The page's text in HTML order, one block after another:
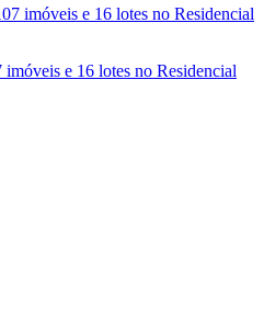
e 16 lotes no Residencial